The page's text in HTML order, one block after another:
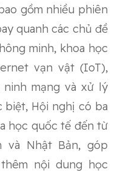
gồm nhiều phiên
quanh các chủ đề
minh, khoa học
vạn vật (IoT),
ninh mạng và xử lý
Hội nghị có ba
học quốc tế đến từ
và Nhật Bản, góp
nội dung học